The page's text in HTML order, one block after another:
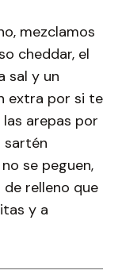
mezclamos
cheddar, el
sal y un
extra por si te
arepas por
sartén
se peguen,
relleno que
y a